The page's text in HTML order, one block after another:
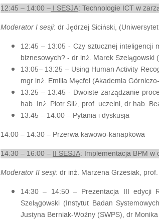
12:45 – 14:00 – I SESJA: Technologie ICT w
Moderator I sesji: dr Jędrzej Siciński,
12:45 – 13:05 - Czy sztucznej inteligencji
biznesowych? - dr inż. Marek Szelągowski
13:05– 13:25 – Using Human Activity
mgr inż. Emilia Męcfel (Akademia
13:25 – 13:45 - Dwoiste zarządzanie
hab. Inż. Piotr Sliż, prof. uczelni, dr hab.
13:45 – 14:00 – Pytania i dyskusja
14:00 – 14:30 – Przerwa kawowo-kanapkowa
14:30 – 16:00 – II SESJA: Implementacja BPM w
Moderator II sesji: dr inż. Marzena Grzesiak,
14:30 – 14:50 – Prezentacja III edycji
Szelągowski (Instytut Badan
Justyna Berniak-Woźny (SWPS), dr